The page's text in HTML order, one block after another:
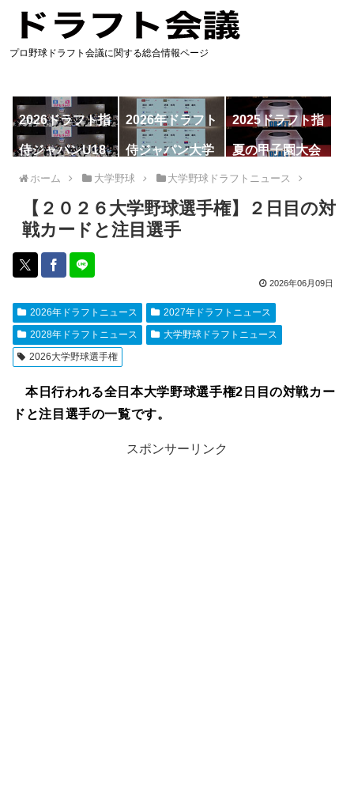
プロ野球ドラフト会議に関する総合情報ページ
2026ドラフト指
名予想
2026年ドラフト
候補
2025ドラフト指
名一覧
侍ジャパンU18
代表
侍ジャパン大学
代表
夏の甲子園大会
ホーム 大学野球 大学野球ドラフトニュース
【２０２６大学野球選手権】２日目の対
戦カードと注目選手
2026年06月09日
2026年ドラフトニュース
2027年ドラフトニュース
2028年ドラフトニュース
大学野球ドラフトニュース
2026大学野球選手権
本日行われる全日本大学野球選手権2日目の対戦カー
ドと注目選手の一覧です。
スポンサーリンク